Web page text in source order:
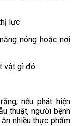
lực
nóng hoặc nơi
vật gì đó
nếu phát hiện
thuật, người bệnh
nhiều thực phẩm